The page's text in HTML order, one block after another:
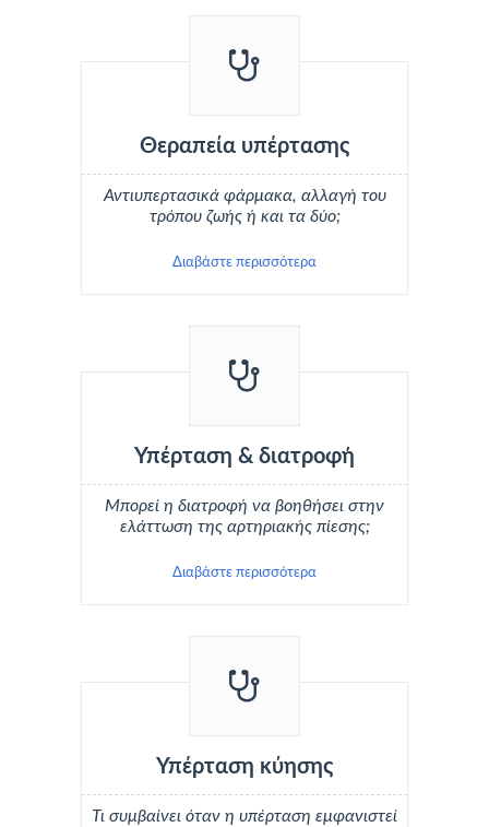
Θεραπεία υπέρτασης
Αντιυπερτασικά φάρμακα, αλλαγή του
τρόπου ζωής ή και τα δύο;
Διαβάστε περισσότερα
Υπέρταση & διατροφή
Μπορεί η διατροφή να βοηθήσει στην
ελάττωση της αρτηριακής πίεσης;
Διαβάστε περισσότερα
Υπέρταση κύησης
Τι συμβαίνει όταν η υπέρταση εμφανιστεί